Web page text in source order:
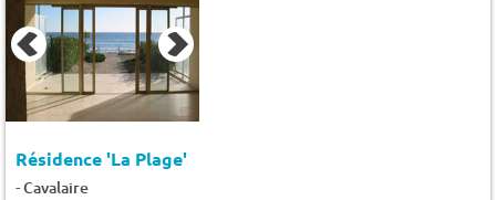
Résidence 'La Plage'
-Cavalaire